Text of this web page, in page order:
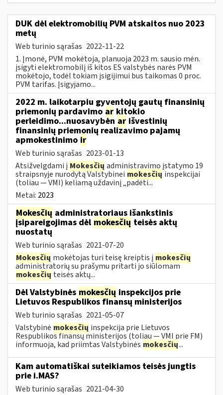
DUK dėl elektromobilių PVM atskaitos nuo 2023
metų
Web turinio sąrašas 2022-11-22
1. Įmonė, PVM mokėtoja, planuoja 2023 m. sausio mėn.
įsigyti elektromobilį iš kitos ES valstybės narės PVM
mokėtojo, todėl tokiam įsigijimui bus taikomas 0 proc.
PVM tarifas. Įsigyjamo...
2022 m. laikotarpiu gyventojų gautų finansinių
priemonių pardavimo ar kitokio
perleidimo...nuosavybėn ar išvestinių
finansinių priemonių realizavimo pajamų
apmokestinimo ir
Web turinio sąrašas 2023-01-13
Atsižvelgdami į Mokesčių administravimo įstatymo 19
straipsnyje nurodytą Valstybinei mokesčių inspekcijai
(toliau — VMI) keliamą uždavinį „padėti...
Metai: 2023
Mokesčių administratoriaus išankstinis
įsipareigojimas dėl mokesčių teisės aktų
nuostatų
Web turinio sąrašas 2021-07-20
Mokesčių mokėtojas turi teisę kreiptis į mokesčių
administratorių su prašymu pritarti jo siūlomam
mokesčių teisės aktų...
Dėl Valstybinės mokesčių inspekcijos prie
Lietuvos Respublikos finansų ministerijos
Web turinio sąrašas 2021-05-07
Valstybinė mokesčių inspekcija prie Lietuvos
Respublikos finansų ministerijos (toliau — VMI prie FM)
informuoja, kad priimtas Valstybinės mokesčių...
Kam automatiškai suteikiamos teisės jungtis
prie i.MAS?
Web turinio sąrašas 2021-04-30